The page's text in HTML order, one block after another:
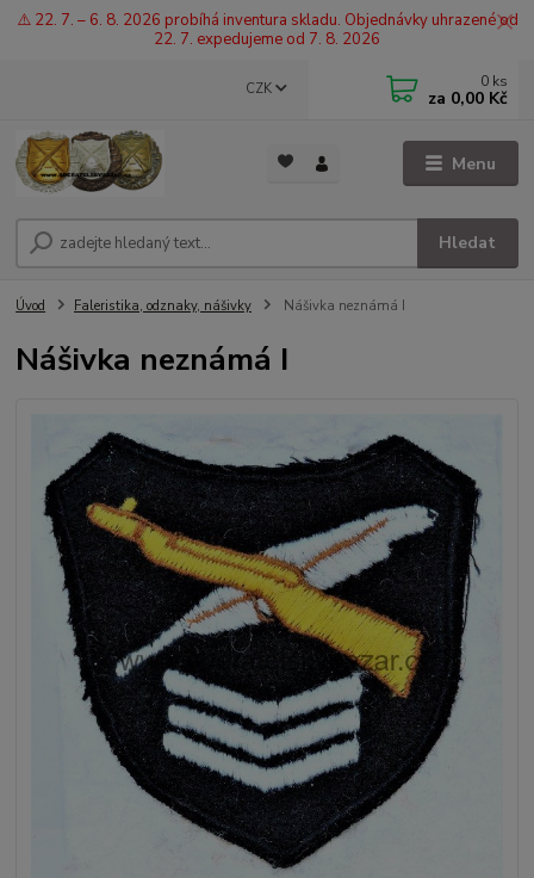
⚠️ 22. 7. – 6. 8. 2026 probíhá inventura skladu. Objednávky uhrazené od
22. 7. expedujeme od 7. 8. 2026
Menu
CZK
Hledat
0 ks
za 0,00 Kč
Úvod Faleristika, odznaky, nášivky Nášivka neznámá I
Nášivka neznámá I